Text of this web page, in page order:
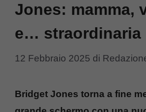
Jones: mamma,
e… straordinaria
12 Febbraio 2025 di
Bridget Jones torna a fine